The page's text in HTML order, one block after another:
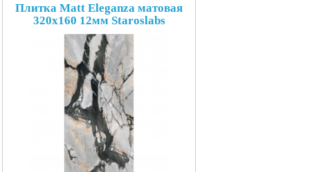
Плитка Matt Eleganza матовая
320x160 12мм Staroslabs